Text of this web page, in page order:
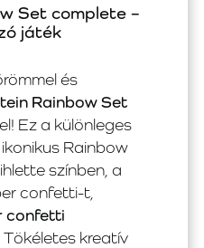
Set complete –
játék
és
Rainbow Set
Ez a különleges
Rainbow
színben, a
confetti-t,
confetti
kreatív